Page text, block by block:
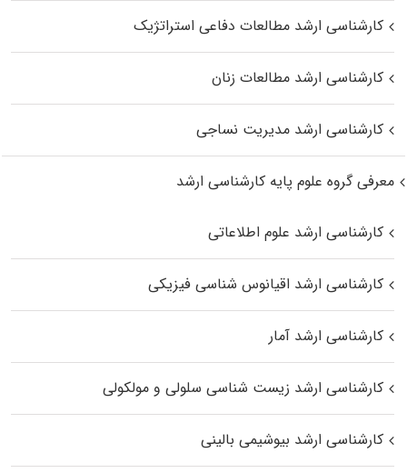
کارشناسی ارشد مطالعات دفاعی استراتژیک
کارشناسی ارشد مطالعات زنان
کارشناسی ارشد مدیریت نساجی
معرفی گروه علوم پایه کارشناسی ارشد
کارشناسی ارشد علوم اطلاعاتی
کارشناسی ارشد اقیانوس‌ شناسی فیزیکی
کارشناسی ارشد آمار
کارشناسی ارشد زیست شناسی سلولی و مولکولی
کارشناسی ارشد بیوشیمی بالینی